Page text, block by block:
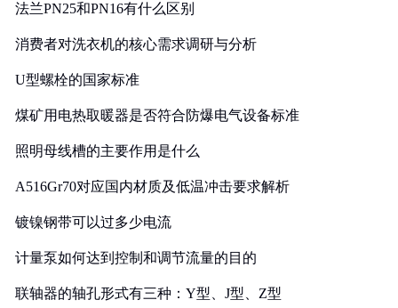
法兰PN25和PN16有什么区别
消费者对洗衣机的核心需求调研与分析
U型螺栓的国家标准
煤矿用电热取暖器是否符合防爆电气设备标准
照明母线槽的主要作用是什么
A516Gr70对应国内材质及低温冲击要求解析
镀镍钢带可以过多少电流
计量泵如何达到控制和调节流量的目的
联轴器的轴孔形式有三种：Y型、J型、Z型